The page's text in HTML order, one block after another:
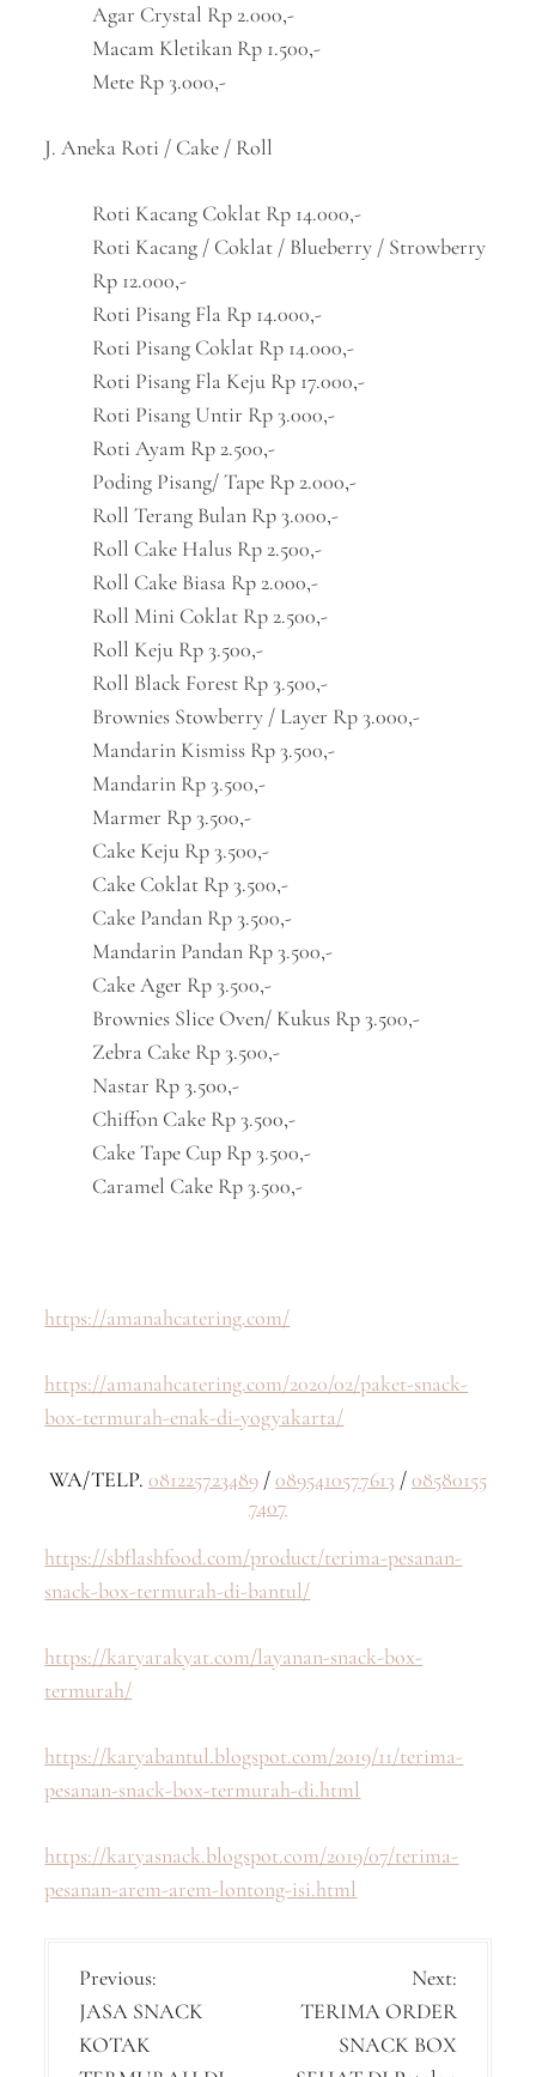
Agar Crystal Rp 2.000,-
Macam Kletikan Rp 1.500,-
Mete Rp 3.000,-
J. Aneka Roti / Cake / Roll
Roti Kacang Coklat Rp 14.000,-
Roti Kacang / Coklat / Blueberry / Strowberry
Rp 12.000,-
Roti Pisang Fla Rp 14.000,-
Roti Pisang Coklat Rp 14.000,-
Roti Pisang Fla Keju Rp 17.000,-
Roti Pisang Untir Rp 3.000,-
Roti Ayam Rp 2.500,-
Poding Pisang/ Tape Rp 2.000,-
Roll Terang Bulan Rp 3.000,-
Roll Cake Halus Rp 2.500,-
Roll Cake Biasa Rp 2.000,-
Roll Mini Coklat Rp 2.500,-
Roll Keju Rp 3.500,-
Roll Black Forest Rp 3.500,-
Brownies Stowberry / Layer Rp 3.000,-
Mandarin Kismiss Rp 3.500,-
Mandarin Rp 3.500,-
Marmer Rp 3.500,-
Cake Keju Rp 3.500,-
Cake Coklat Rp 3.500,-
Cake Pandan Rp 3.500,-
Mandarin Pandan Rp 3.500,-
Cake Ager Rp 3.500,-
Brownies Slice Oven/ Kukus Rp 3.500,-
Zebra Cake Rp 3.500,-
Nastar Rp 3.500,-
Chiffon Cake Rp 3.500,-
Cake Tape Cup Rp 3.500,-
Caramel Cake Rp 3.500,-
https://amanahcatering.com/
https://amanahcatering.com/2020/02/paket-snack-
box-termurah-enak-di-yogyakarta/
WA/TELP. 081225723489 /0895410577613 /08580155
7407
https://sbflashfood.com/product/terima-pesanan-
snack-box-termurah-di-bantul/
https://karyarakyat.com/layanan-snack-box-
termurah/
https://karyabantul.blogspot.com/2019/11/terima-
pesanan-snack-box-termurah-di.html
https://karyasnack.blogspot.com/2019/07/terima-
pesanan-arem-arem-lontong-isi.html
P
o
s
Previous:
JASA SNACK
KOTAK
Next:
TERIMA ORDER
SNACK BOX